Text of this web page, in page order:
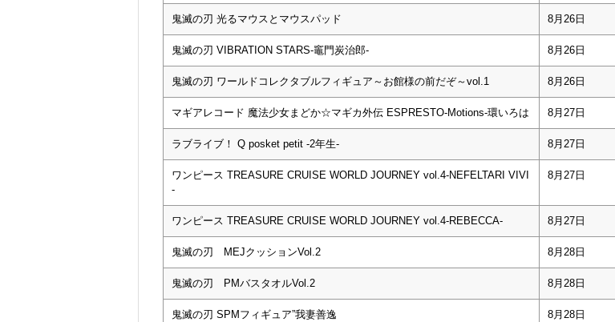
鬼滅の刃 光るマウスとマウスパッド 8月26日
鬼滅の刃 VIBRATION STARS-竈門炭治郎- 8月26日
鬼滅の刃 ワールドコレクタブルフィギュア～お館様の前だぞ～vol.1 8月26日
マギアレコード 魔法少女まどか☆マギカ外伝 ESPRESTO-Motions-環いろは 8月27日
ラブライブ！ Q posket petit -2年生- 8月27日
ワンピース TREASURE CRUISE WORLD JOURNEY vol.4-NEFELTARI VIVI
-
8月27日
ワンピース TREASURE CRUISE WORLD JOURNEY vol.4-REBECCA- 8月27日
鬼滅の刃 MEJクッションVol.2 8月28日
鬼滅の刃 PMバスタオルVol.2 8月28日
鬼滅の刃 SPMフィギュア”我妻善逸 8月28日